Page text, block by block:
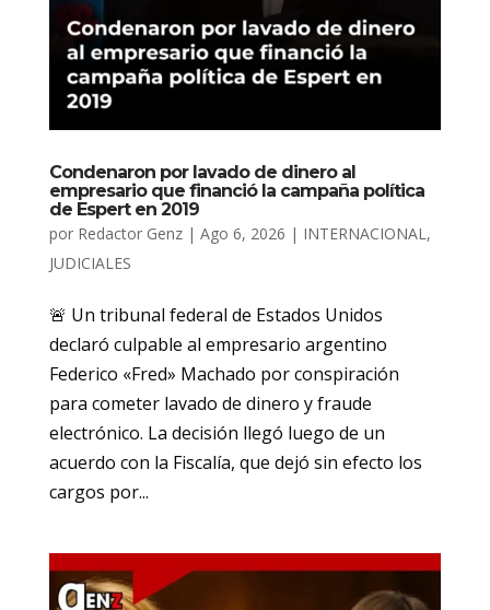
Condenaron por lavado de dinero al
empresario que financió la campaña política
de Espert en 2019
por Redactor Genz| Ago 6, 2026 | INTERNACIONAL,
JUDICIALES
🚨 Un tribunal federal de Estados Unidos
declaró culpable al empresario argentino
Federico «Fred» Machado por conspiración
para cometer lavado de dinero y fraude
electrónico. La decisión llegó luego de un
acuerdo con la Fiscalía, que dejó sin efecto los
cargos por...